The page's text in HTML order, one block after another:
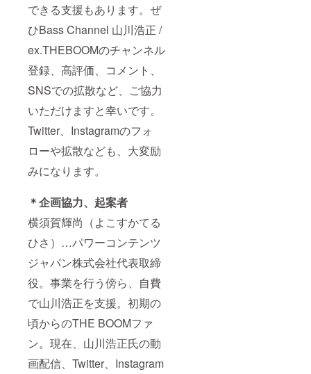
できる支援もあります。ぜ
ひBass Channel 山川浩正 /
ex.THEBOOMのチャンネル
登録、高評価、コメント、
SNSでの拡散など、ご協力
いただけますと幸いです。
Twitter、Instagramのフォ
ローや拡散なども、大変励
みになります。
＊企画協力、起案者
横須賀輝尚（よこすかてる
ひさ）…パワーコンテンツ
ジャパン株式会社代表取締
役。事業を行う傍ら、自費
で山川浩正を支援。初期の
頃からのTHE BOOMファ
ン。現在、山川浩正氏の動
画配信、Twitter、Instagram